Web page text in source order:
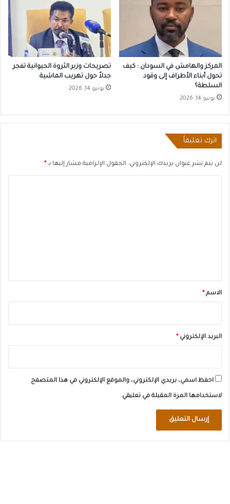
المركز والهامش في السودان : كيف
تحول أبناء الأطراف إلى وقود
السلطة؟
يونيو 14, 2026
تصريحات وزير الثروة الحيوانية تفجر
جدلاً حول تهريب الماشية
يونيو 14, 2026
اترك تعليقاً
لن يتم نشر عنوان بريدك الإلكتروني. الحقول الإلزامية مشار إليها بـ *
*الاسم *
البريد الإلكتروني *
احفظ اسمي، بريدي الإلكتروني، والموقع الإلكتروني في هذا المتصفح
لاستخدامها المرة المقبلة في تعليقي.